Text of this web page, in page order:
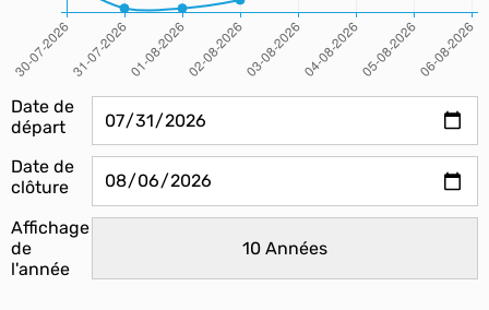
Date de
départ
Date de
clôture
Affichage
de
l'année